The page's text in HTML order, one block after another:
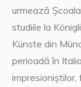
urmează
studiile la
Künste din
perioadă în